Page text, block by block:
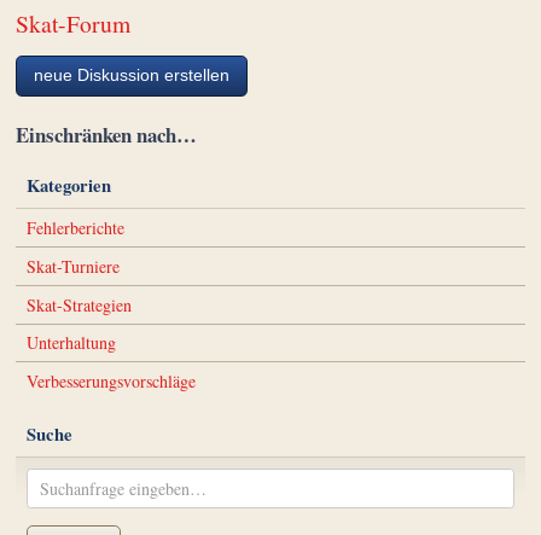
Skat-Forum
neue Diskussion erstellen
Einschränken nach…
Kategorien
Fehlerberichte
Skat-Turniere
Skat-Strategien
Unterhaltung
Verbesserungsvorschläge
Suche